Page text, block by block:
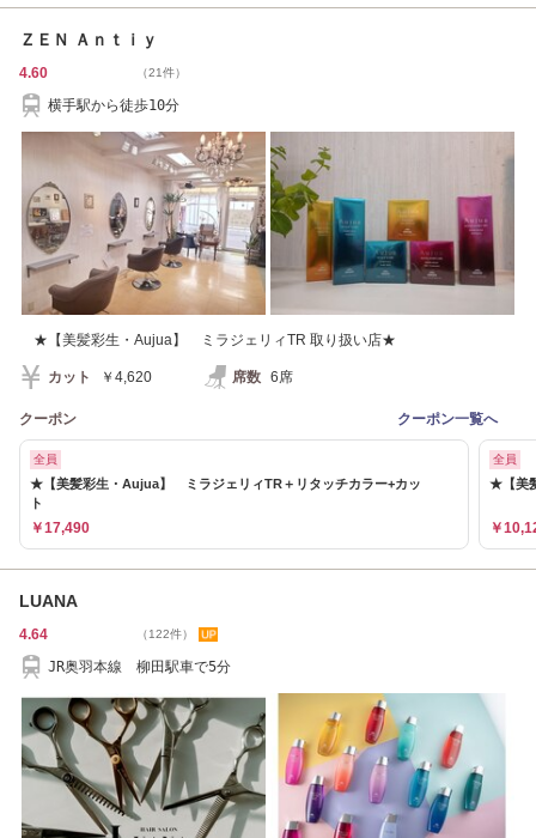
ＺＥＮ Ａｎｔｉｙ
4.60 （21件）
横手駅から徒歩10分
★【美髪彩生・Aujua】 ミラジェリィTR 取り扱い店★
カット ￥4,620 席数 6席
クーポン クーポン一覧へ
全員
★【美髪彩生・Aujua】 ミラジェリィTR＋リタッチカラー+カッ
ト
￥17,490
全員
★【美
￥
LUANA
4.64 （122件）
JR奥羽本線 柳田駅車で5分